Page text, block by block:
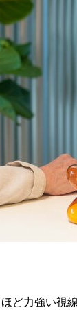
ど力強い視